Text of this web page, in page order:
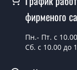
Да, мы имеем
фирменого
Пн.- Пт. с
Сб. с 10.00 до